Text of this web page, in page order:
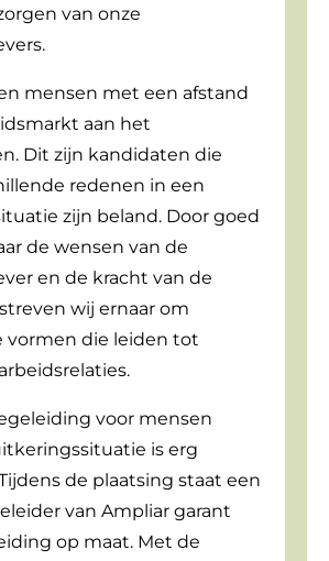
van onze
mensen met een afstand
aan het
Dit zijn kandidaten die
redenen in een
zijn beland. Door goed
de wensen van de
en de kracht van de
wij ernaar om
vormen die leiden tot
voor mensen
is erg
de plaatsing staat een
van Ampliar garant
op maat. Met de